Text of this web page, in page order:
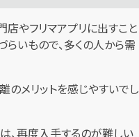
やフリマアプリに出すこと
らいもので、多くの人から需
のメリットを感じやすいでし
、再度入手するのが難しい